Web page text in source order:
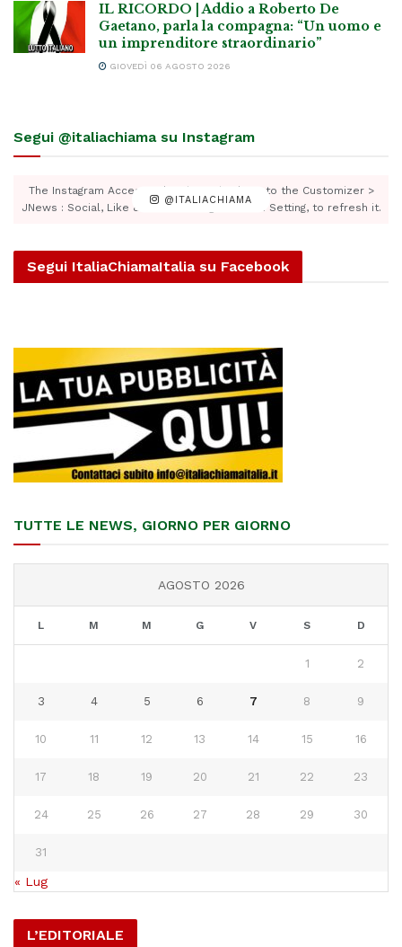
IL RICORDO | Addio a Roberto De
Gaetano, parla la compagna: “Un uomo e
un imprenditore straordinario”
GIOVEDÌ 06 AGOSTO 2026
Segui @italiachiama su Instagram
@ITALIACHIAMA
The Instagram Access Token is expired, Go to the Customizer >
JNews : Social, Like & View > Instagram Feed Setting, to refresh it.
Segui ItaliaChiamaItalia su Facebook
TUTTE LE NEWS, GIORNO PER GIORNO
AGOSTO 2026
L M M G V S D
1 2
3 4 5 6 7 8 9
10 11 12 13 14 15 16
17 18 19 20 21 22 23
24 25 26 27 28 29 30
31
« Lug
L’EDITORIALE